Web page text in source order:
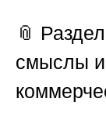
📎
смыслы и